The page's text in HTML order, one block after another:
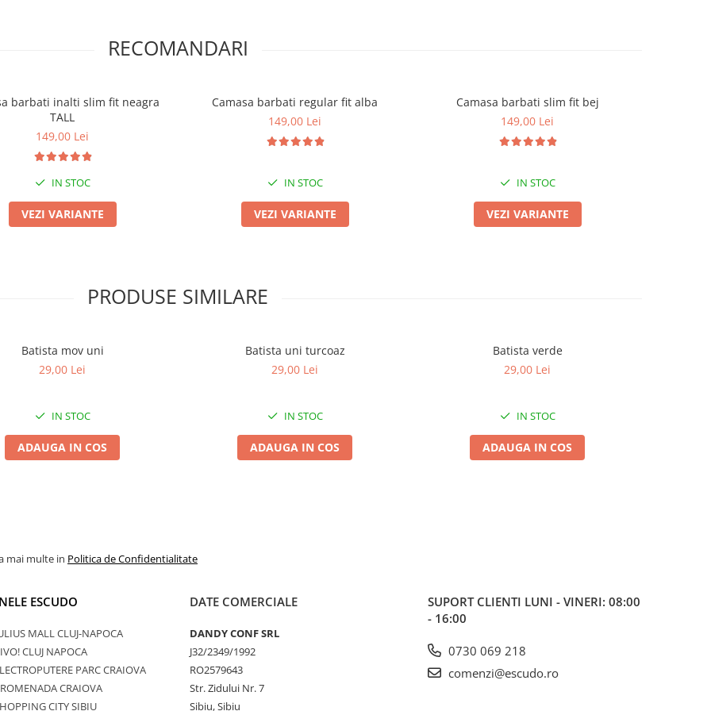
RECOMANDARI
barbati inalti slim fit neagra
TALL
149,00 Lei
IN STOC
VEZI VARIANTE
Camasa barbati regular fit alba
149,00 Lei
IN STOC
VEZI VARIANTE
Camasa barbati slim fit bej
149,00 Lei
IN STOC
VEZI VARIANTE
PRODUSE SIMILARE
Batista mov uni
29,00 Lei
IN STOC
ADAUGA IN COS
Batista uni turcoaz
29,00 Lei
IN STOC
ADAUGA IN COS
Batista verde
29,00 Lei
IN STOC
ADAUGA IN COS
mai multe in Politica de Confidentialitate
ESCUDO
MALL CLUJ-NAPOCA
CLUJ NAPOCA
PARC CRAIOVA
CRAIOVA
CITY SIBIU
DATE COMERCIALE
DANDY CONF SRL
J32/2349/1992
RO2579643
Str. Zidului Nr. 7
Sibiu, Sibiu
SUPORT CLIENTI LUNI - VINERI: 08:00
- 16:00
0730 069 218
comenzi@escudo.ro